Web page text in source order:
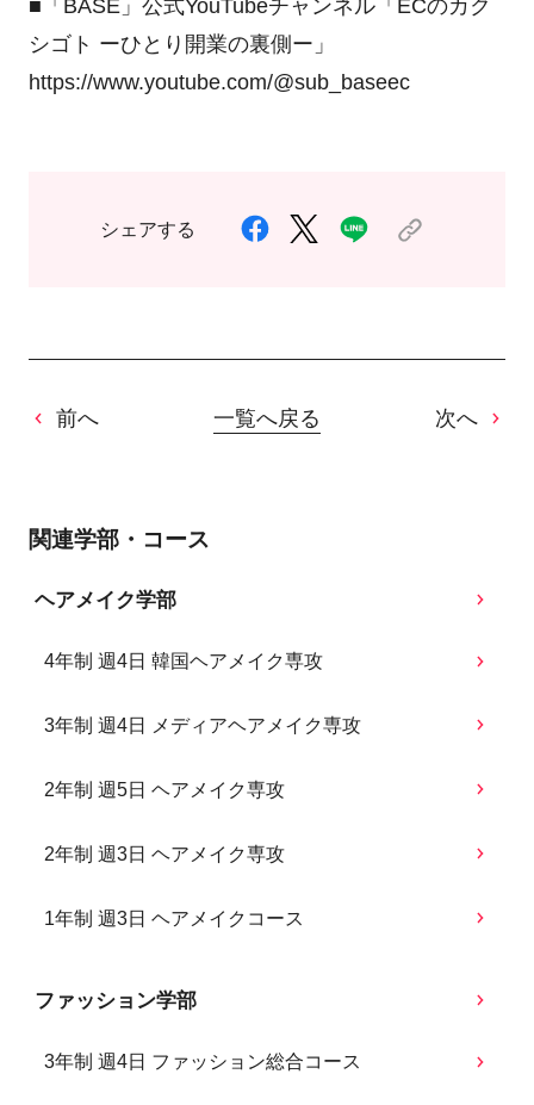
■「BASE」公式YouTubeチャンネル「ECのカク
シゴト ーひとり開業の裏側ー」
https://www.youtube.com/@sub_baseec
シェアする
前へ 一覧へ戻る 次へ
関連学部・コース
ヘアメイク学部
4年制 週4日 韓国ヘアメイク専攻
3年制 週4日 メディアヘアメイク専攻
2年制 週5日 ヘアメイク専攻
2年制 週3日 ヘアメイク専攻
1年制 週3日 ヘアメイクコース
ファッション学部
3年制 週4日 ファッション総合コース